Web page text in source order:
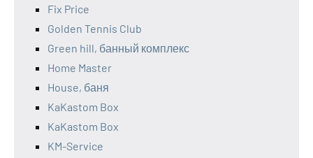
Fix Price
Golden Tennis Club
Green hill, банный комплекс
Home Master
House, баня
KaKastom Box
KaKastom Box
KM-Service